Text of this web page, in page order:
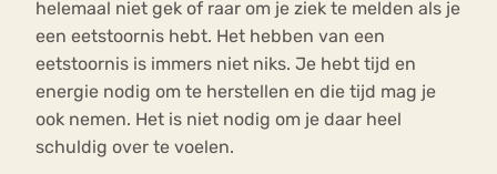
helemaal niet gek of raar om je ziek te melden als je
een eetstoornis hebt. Het hebben van een
eetstoornis is immers niet niks. Je hebt tijd en
energie nodig om te herstellen en die tijd mag je
ook nemen. Het is niet nodig om je daar heel
schuldig over te voelen.